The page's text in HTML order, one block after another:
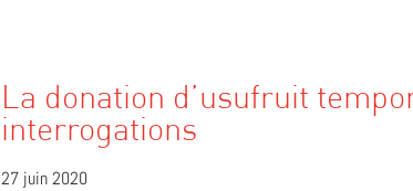
La donation d’usufruit
interrogations
27 juin 2020